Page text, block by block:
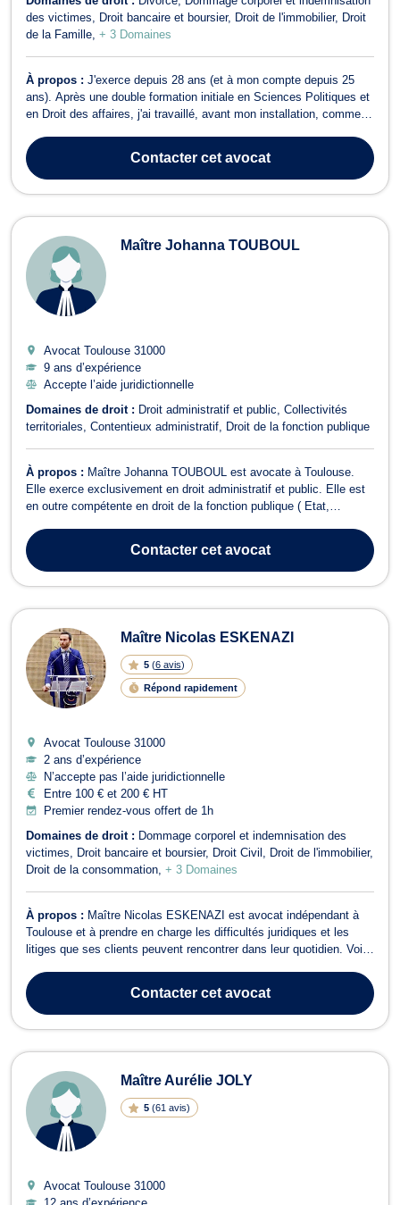
des victimes
Droit bancaire et boursier Droit de l'immobilier
Droit
de la Famille + 3 Domaines
À propos : J'exerce depuis 28 ans (et à mon compte depuis 25
ans). Après une double formation initiale en Sciences Politiques et
en Droit des affaires, j'ai travaillé, avant mon installation, comme
installation, j'ai choisi d'être généraliste, c'est à dire d'intervenir
auss...
Contactercet avocat
Maître Johanna TOUBOUL
Avocat Toulouse 31000
9 ans d’expérience
Accepte l’aide juridictionnelle
Domaines de droit : Droit administratif et public Collectivités
territoriales Contentieux administratif Droit de la fonction publique
À propos : Maître Johanna TOUBOUL est avocate à Toulouse.
Elle exerce exclusivement en droit administratif et public. Elle est
en outre compétente en droit de la fonction publique ( Etat,
dans les affaires relevant de la matière disciplinaire, de la mobilité,
de...
Contactercet avocat
Maître Nicolas ESKENAZI
5 (6 avis)
Répond rapidement
Avocat Toulouse 31000
2 ans d’expérience
N’accepte pas l’aide juridictionnelle
Entre 100 € et 200 € HT
Premier rendez-vous offert de 1h
Domaines de droit : Dommage corporel et indemnisation des
victimes
Droit bancaire et boursier Droit Civil
Droit de l'immobilier
Droit de la consommation + 3 Domaines
À propos : Maître Nicolas ESKENAZI est avocat indépendant à
Toulouse et à prendre en charge les difficultés juridiques et les
litiges que ses clients peuvent rencontrer dans leur quotidien. Voici
Résolution des problèmes de vice caché immobilier et de loyers
impayés. Droit ...
Contactercet avocat
Maître Aurélie JOLY
5 (61 avis)
Avocat Toulouse 31000